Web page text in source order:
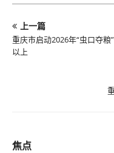
上一篇
重庆市启动2026年“虫口夺
以上
焦点